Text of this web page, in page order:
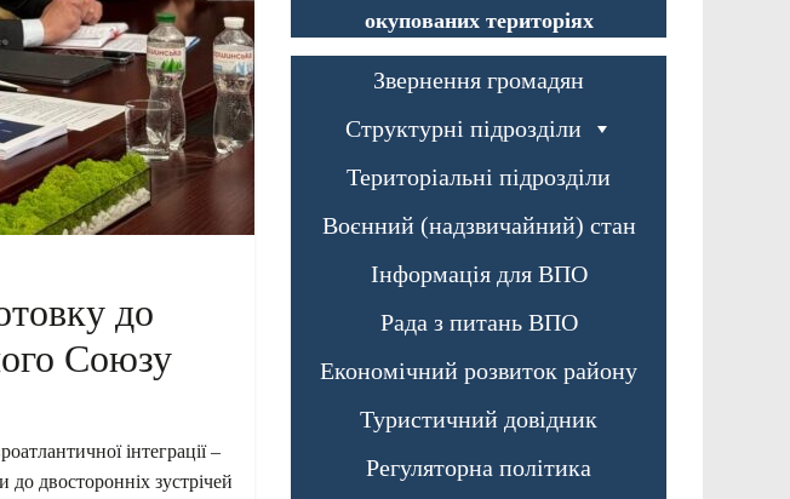
до
Союзу
інтеграції –
двосторонніх зустрічей
окупованих територіях
Звернення громадян
Структурні підрозділи
Територіальні підрозділи
Воєнний (надзвичайний) стан
Інформація для ВПО
Рада з питань ВПО
Економічний розвиток району
Туристичний довідник
Регуляторна політика